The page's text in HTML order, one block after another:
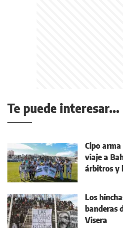
Te puede interesar...
Cipo
viaje a
árbitros y
Los
banderas
Visera